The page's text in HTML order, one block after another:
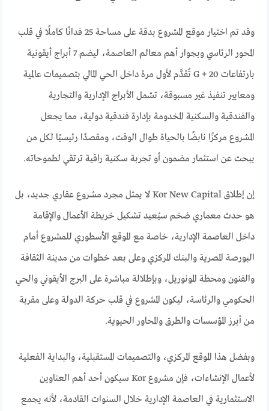
وقد تم اختيار موقع المشروع بدقة على مساحة 25 فدانًا كاملًا في قلب
المحور الرئاسي وبجوار أهم معالم العاصمة، ليضم 7 أبراج أيقونية
بارتفاعات G + 20 تُقدَّم لأول مرة داخل الحي المالي بتصميمات عالمية
ومعايير تنفيذ غير مسبوقة، تشمل الأبراج الإدارية والتجارية
والفندقية والسكنية المخدومة بإدارة فندقية دولية، مما يجعل
المشروع مركزًا نابضًا بالحياة طوال الوقت، ومقصدًا رئيسيًا لكل من
يبحث عن استثمار مضمون أو تجربة سكنية راقية ترتقي لطموحاته.
إن إطلاق Kor New Capital لا يمثل مجرد مشروع عقاري جديد، بل
هو حدث معماري ضخم سيُعيد تشكيل خريطة الأعمال والإقامة
داخل العاصمة الإدارية، خاصة مع الموقع الأسطوري للمشروع أمام
البورصة المصرية والبنك المركزي وعلى بعد خطوات من مدينة الثقافة
والفنون ومحطة المونوريل، وبإطلالة مباشرة على البرج الأيقوني والحي
الحكومي والرئاسة، ليكون المشروع في قلب حركة الدولة وعلى مقربة
من أبرز المؤسسات والطرق والمحاور الحيوية.
وبفضل هذا الموقع المركزي، والتصميمات المستقبلية، والبداية الفعلية
لأعمال الإنشاءات، فإن مشروع Kor سيكون أحد أهم العناوين
الاستثمارية في العاصمة الإدارية خلال السنوات القادمة، لأنه يجمع